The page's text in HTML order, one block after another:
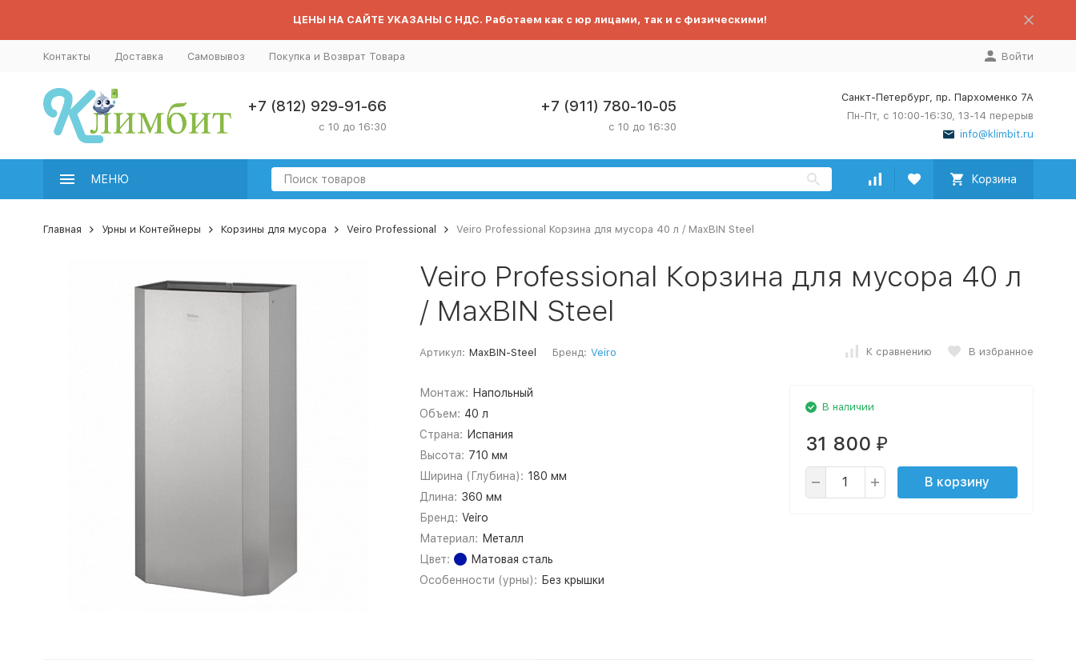
ЦЕНЫ НА САЙТЕ УКАЗАНЫ С НДС. Работаем как с юр лицами, так и с физическими!
Контакты Доставка Самовывоз Покупка и Возврат Товара Войти
+7 (812) 929-91-66
с 10 до 16:30
+7 (911) 780-10-05
с 10 до 16:30
Санкт-Петербург, пр. Пархоменко 7А
Пн-Пт, с 10:00-16:30, 13-14 перерыв
info@klimbit.ru
МЕНЮ Корзина
Главная Урны и Контейнеры Корзины для мусора Veiro Professional Veiro Professional Корзина для мусора 40 л / MaxBIN Steel
Veiro Professional Корзина для мусора 40 л
/ MaxBIN Steel
Артикул: MaxBIN-Steel Бренд: Veiro К сравнению В избранное
Монтаж: Напольный
Объем: 40 л
Страна: Испания
Высота: 710 мм
Ширина (Глубина): 180 мм
Длина: 360 мм
Бренд: Veiro
Материал: Металл
Цвет:
Матовая сталь
Особенности (урны): Без крышки
В наличии
31 800 ₽
В корзину